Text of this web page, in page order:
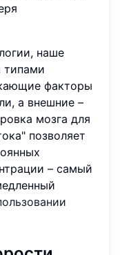
наше
типами
факторы
а внешние –
мозга для
позволяет
– самый